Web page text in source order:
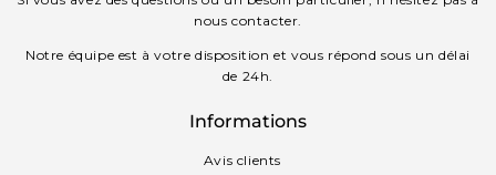
nous contacter.
Notre équipe est à votre disposition et vous répond sous un délai
de 24h.
Informations
Avis clients